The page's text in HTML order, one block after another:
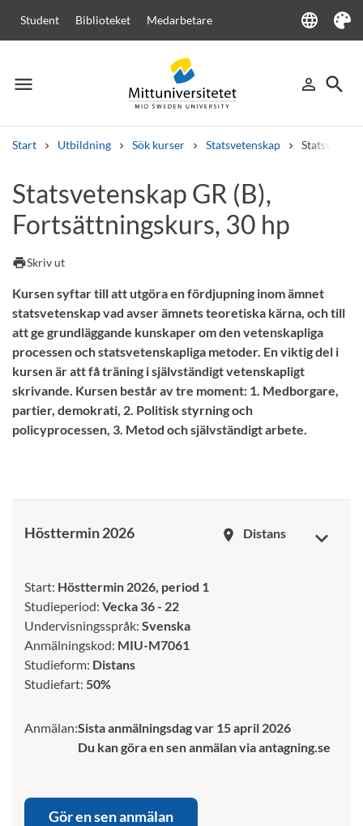
Student Biblioteket Medarbetare language
Language
Tema
menu
Meny person_outline
Logga in
search
Sök
Start Utbildning Sök kurser Statsvetenskap
Andra söktjänster
Kurser och programKursplaner VälkomstbrevPersonal
Statsvetenskap GR (B),
Fortsättningskurs, 30 hp
printSkriv ut
Kursen syftar till att utgöra en fördjupning inom ämnet
statsvetenskap vad avser ämnets teoretiska kärna, och till
att ge grundläggande kunskaper om den vetenskapliga
processen och statsvetenskapliga metoder. En viktig del i
kursen är att få träning i självständigt vetenskapligt
skrivande. Kursen består av tre moment: 1. Medborgare,
partier, demokrati, 2. Politisk styrning och
policyprocessen, 3. Metod och självständigt arbete.
Hösttermin 2026 room Distans
Start: Hösttermin 2026, period 1
Studieperiod: Vecka 36 - 22
Undervisningsspråk: Svenska
Anmälningskod: MIU-M7061
Studieform: Distans
Studiefart: 50%
Anmälan:Sista anmälningsdag var 15 april 2026
Du kan göra en sen anmälan via antagning.se
Gör en sen anmälan